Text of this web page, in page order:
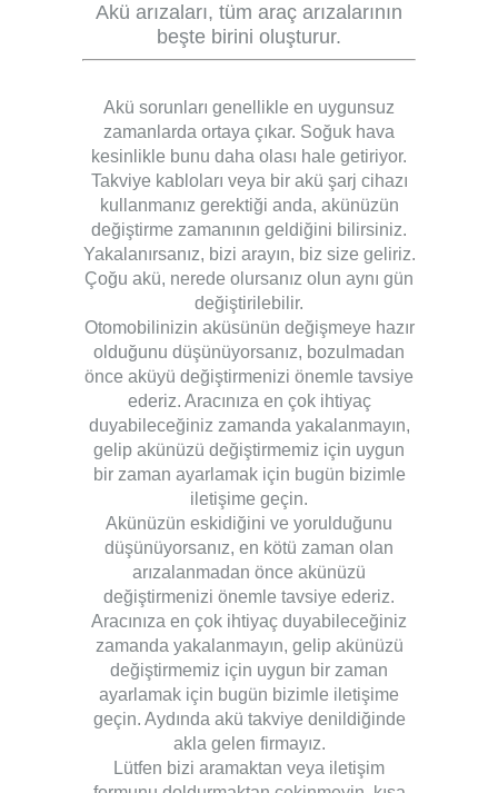
Akü arızaları, tüm araç arızalarının
beşte birini oluşturur.
Akü sorunları genellikle en uygunsuz
zamanlarda ortaya çıkar. Soğuk hava
kesinlikle bunu daha olası hale getiriyor.
Takviye kabloları veya bir akü şarj cihazı
kullanmanız gerektiği anda, akünüzün
değiştirme zamanının geldiğini bilirsiniz.
Yakalanırsanız, bizi arayın, biz size geliriz.
Çoğu akü, nerede olursanız olun aynı gün
değiştirilebilir.
Otomobilinizin aküsünün değişmeye hazır
olduğunu düşünüyorsanız, bozulmadan
önce aküyü değiştirmenizi önemle tavsiye
ederiz. Aracınıza en çok ihtiyaç
duyabileceğiniz zamanda yakalanmayın,
gelip akünüzü değiştirmemiz için uygun
bir zaman ayarlamak için bugün bizimle
iletişime geçin.
Akünüzün eskidiğini ve yorulduğunu
düşünüyorsanız, en kötü zaman olan
arızalanmadan önce akünüzü
değiştirmenizi önemle tavsiye ederiz.
Aracınıza en çok ihtiyaç duyabileceğiniz
zamanda yakalanmayın, gelip akünüzü
değiştirmemiz için uygun bir zaman
ayarlamak için bugün bizimle iletişime
geçin. Aydında akü takviye denildiğinde
akla gelen firmayız.
Lütfen bizi aramaktan veya iletişim